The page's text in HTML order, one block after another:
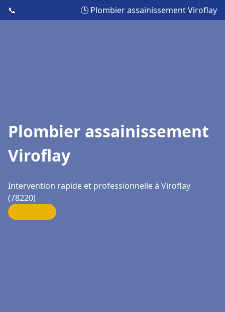
📞 🕒 Plombier assainissement Viroflay
Plombier assainissement
Viroflay
Intervention rapide et professionnelle à Viroflay
(78220)